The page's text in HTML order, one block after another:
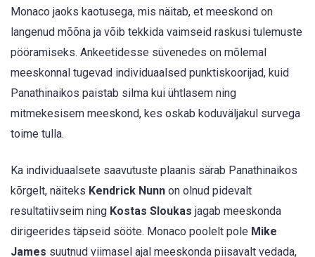
Monaco jaoks kaotusega, mis näitab, et meeskond on
langenud mõõna ja võib tekkida vaimseid raskusi tulemuste
pööramiseks. Ankeetidesse süvenedes on mõlemal
meeskonnal tugevad individuaalsed punktiskoorijad, kuid
Panathinaikos paistab silma kui ühtlasem ning
mitmekesisem meeskond, kes oskab koduväljakul survega
toime tulla.
Ka individuaalsete saavutuste plaanis särab Panathinaikos
kõrgelt, näiteks Kendrick Nunn on olnud pidevalt
resultatiivseim ning Kostas Sloukas jagab meeskonda
dirigeerides täpseid sööte. Monaco poolelt pole Mike
James suutnud viimasel ajal meeskonda piisavalt vedada,